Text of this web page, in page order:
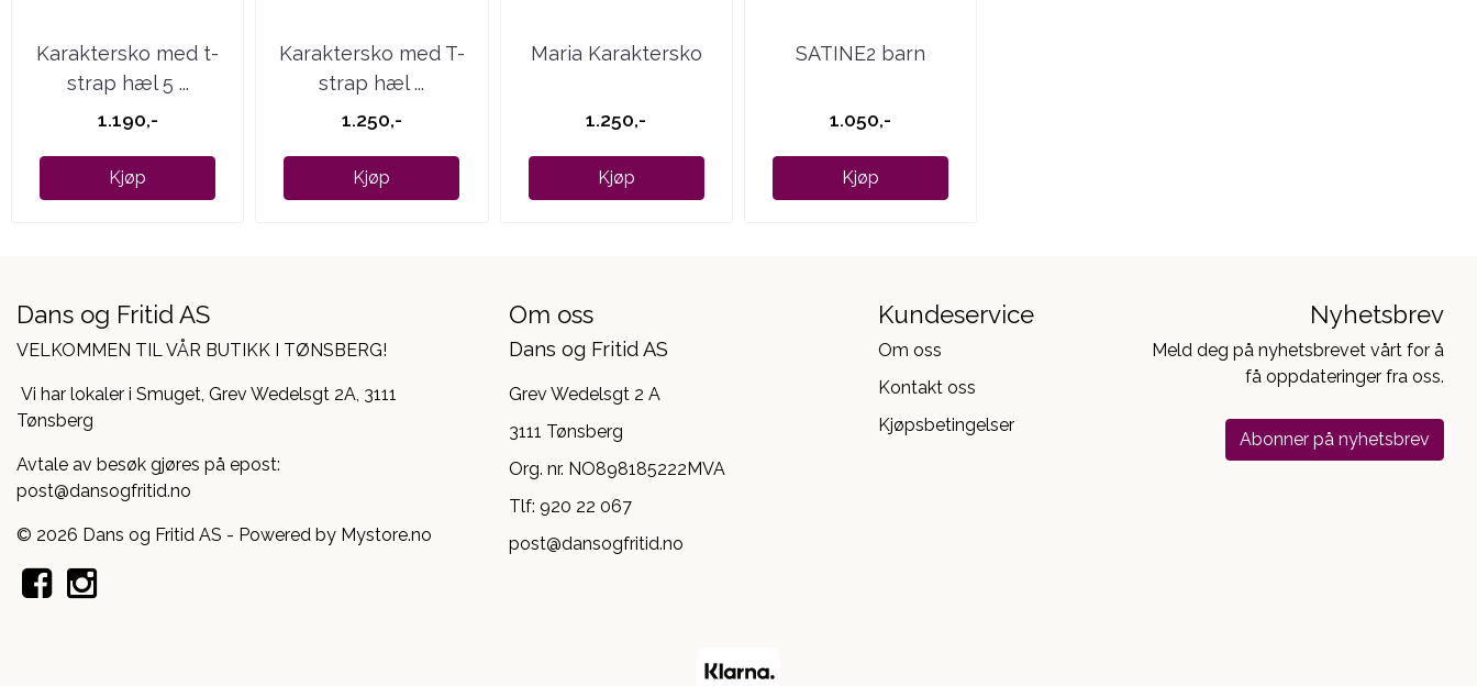
Karaktersko med t-
strap hæl 5 ...
1.190,-
Kjøp
Karaktersko med T-
strap hæl ...
1.250,-
Kjøp
Maria Karaktersko
1.250,-
Kjøp
SATINE2 barn
1.050,-
Kjøp
Dans og Fritid AS
VELKOMMEN TIL VÅR BUTIKK I TØNSBERG!
Vi har lokaler i Smuget, Grev Wedelsgt 2A, 3111
Tønsberg
Avtale av besøk gjøres på epost:
post@dansogfritid.no
© 2026 Dans og Fritid AS - Powered by Mystore.no
Om oss
Dans og Fritid AS
Grev Wedelsgt 2 A
3111 Tønsberg
Org. nr. NO898185222MVA
Tlf: 920 22 067
post@dansogfritid.no
Kundeservice
Om oss
Kontakt oss
Kjøpsbetingelser
Nyhetsbrev
Meld deg på nyhetsbrevet vårt for å
få oppdateringer fra oss.
Abonner på nyhetsbrev